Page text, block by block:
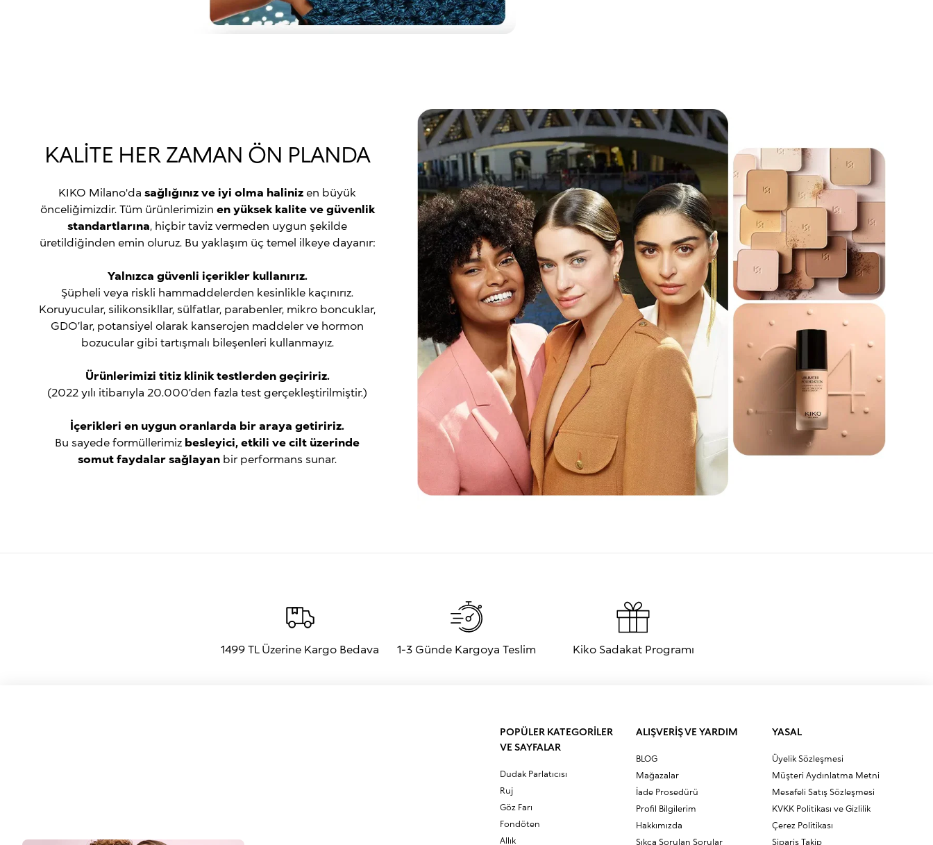
KALİTE HER ZAMAN ÖN PLANDA
KIKO Milano'dasağlığınız ve iyi olma halinizen büyük
önceliğimizdir. Tüm ürünlerimizin en yüksek kalite ve güvenlik
standartlarına, hiçbir taviz vermeden uygun şekilde
üretildiğinden emin oluruz. Bu yaklaşım üç temel ilkeye dayanır:
Yalnızca güvenli içerikler kullanırız.
Şüpheli veya riskli hammaddelerden kesinlikle kaçınırız.
Koruyucular, silikonsikllar, sülfatlar, parabenler, mikro boncuklar,
GDO’lar, potansiyel olarak kanserojen maddeler ve hormon
bozucular gibi tartışmalı bileşenleri kullanmayız.
Ürünlerimizi titiz klinik testlerden geçiririz.
(2022 yılı itibarıyla 20.000’den fazla test gerçekleştirilmiştir.)
İçerikleri en uygun oranlarda bir araya getiririz.
Bu sayede formüllerimiz besleyici,etkili ve cilt üzerinde
somut faydalar sağlayan bir performans sunar.
1499 TL Üzerine Kargo Bedava 1-3 Günde Kargoya Teslim Kiko Sadakat Programı
POPÜLER KATEGORİLER
VE SAYFALAR
Dudak Parlatıcısı
Ruj
Göz Farı
Fondöten
Allık
ALIŞVERİŞ VE YARDIM
BLOG
Mağazalar
İade Prosedürü
Profil Bilgilerim
Hakkımızda
Sıkça Sorulan Sorular
YASAL
Üyelik Sözleşmesi
Müşteri Aydınlatma Metni
Mesafeli Satış Sözleşmesi
KVKK Politikası ve Gizlilik
Çerez Politikası
Sipariş Takip